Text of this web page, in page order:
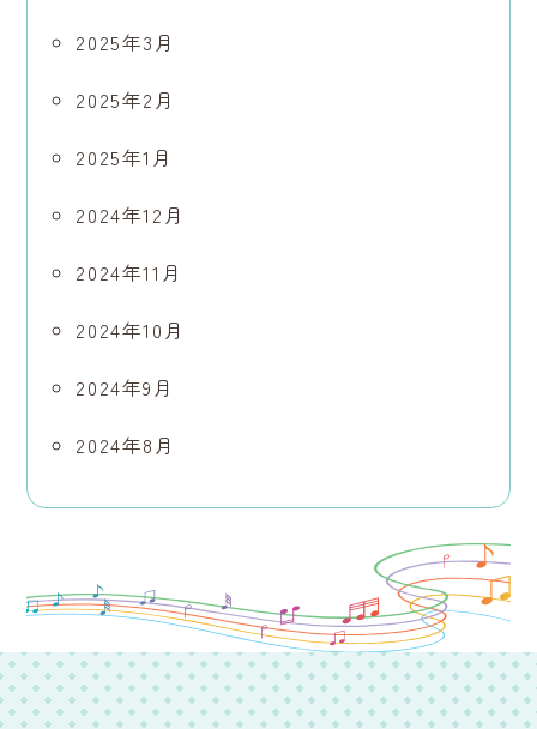
2025年3月
2025年2月
2025年1月
2024年12月
2024年11月
2024年10月
2024年9月
2024年8月